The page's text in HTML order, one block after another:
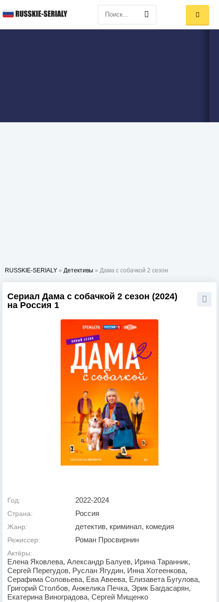
RUSSKIE-SERIALY » Детективы » Дама с собачкой 2 сезон
Сериал Дама с собачкой 2 сезон (2024)
на Россия 1
Год: 2022-2024
Страна: Россия
Жанр: детектив, криминал, комедия
Режиссер: Роман Просвирнин
Актёры:
Елена Яковлева, Александр Балуев, Ирина Таранник,
Сергей Перегудов, Руслан Ягудин, Инна Хотеенкова,
Серафима Соловьева, Ева Авеева, Елизавета Бугулова,
Григорий Столбов, Анжелика Печка, Эрик Багдасарян,
Екатерина Виноградова, Сергей Мищенко